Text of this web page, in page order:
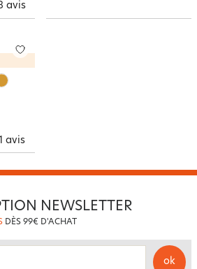
avis
avis
NEWSLETTER
DÈS 99€ D'ACHAT
ok